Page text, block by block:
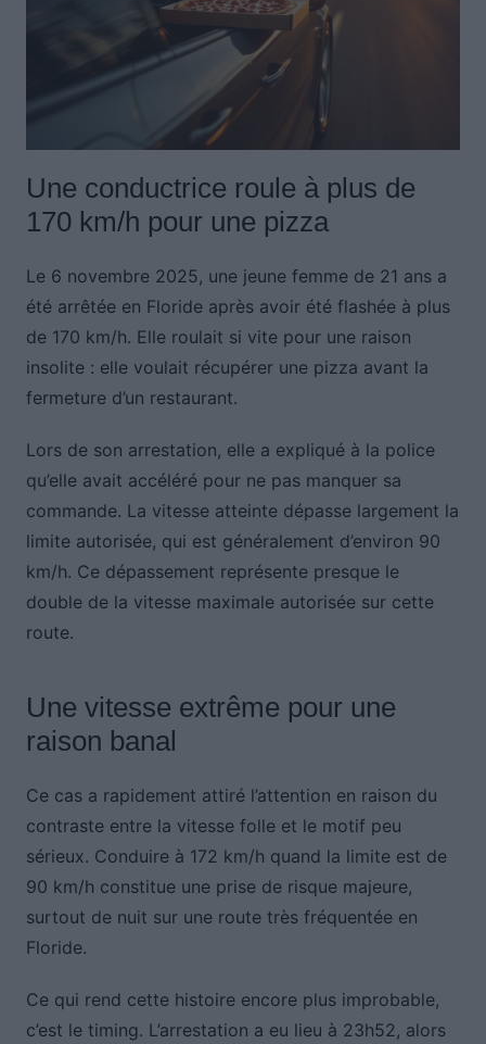
Une conductrice roule à plus de
170 km/h pour une pizza
Le 6 novembre 2025, une jeune femme de 21 ans a
été arrêtée en Floride après avoir été flashée à plus
de 170 km/h. Elle roulait si vite pour une raison
insolite : elle voulait récupérer une pizza avant la
fermeture d’un restaurant.
Lors de son arrestation, elle a expliqué à la police
qu’elle avait accéléré pour ne pas manquer sa
commande. La vitesse atteinte dépasse largement la
limite autorisée, qui est généralement d’environ 90
km/h. Ce dépassement représente presque le
double de la vitesse maximale autorisée sur cette
route.
Une vitesse extrême pour une
raison banal
Ce cas a rapidement attiré l’attention en raison du
contraste entre la vitesse folle et le motif peu
sérieux. Conduire à 172 km/h quand la limite est de
90 km/h constitue une prise de risque majeure,
surtout de nuit sur une route très fréquentée en
Floride.
Ce qui rend cette histoire encore plus improbable,
c’est le timing. L’arrestation a eu lieu à 23h52, alors